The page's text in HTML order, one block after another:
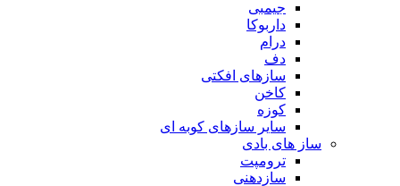
جیمبی
داربوکا
درام
دف
سازهای افکتی
کاخن
کوزه
سایر سازهای کوبه ای
ساز های بادی
ترومپت
سازدهنی